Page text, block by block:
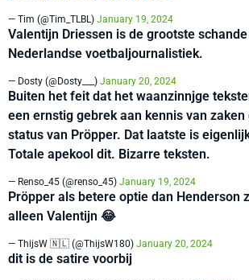
— Tim (@Tim_TLBL) January 19, 2024
Valentijn Driessen is de grootste
Nederlandse voetbaljournalistiek.
— Dosty (@Dosty___) January 20, 2024
Buiten het feit dat het waanzinnjge
een ernstig gebrek aan kennis van
status van Pröpper. Dat laatste is
Totale apekool dit. Bizarre teksten.
— Renso_45 (@renso_45) January 19, 2024
Pröpper als betere optie dan Henderson
alleen Valentijn 😂
— ThijsW 🇳🇱 (@ThijsW180) January 20, 2024
dit is de satire voorbij